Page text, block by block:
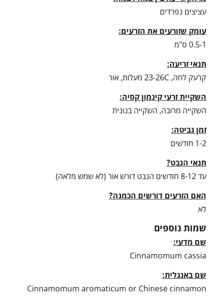
עציצים נפרדים
עומק שזורעים את הזרעים:
0.5-1 ס"מ
תנאי זריעה:
קרעק לחה, 23-26C מעלות, אור
השקיית זרעי קינמון קסיה:
השקייה מרובה, השקייה בנונית
זמן נביטה:
1-2 חודשים
תנאי הנבט?
עד 8-12 חודשים הנבט דורש אור (לא שמש מלאה)
האם הזרעים דורשים הכמנה?
לא
שמות נוספים
שם מדעי:
Cinnamomum cassia
שם באנגלית:
Cinnamomum aromaticum or Chinese cinnamon